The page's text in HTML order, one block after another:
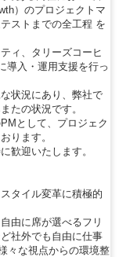
）のプロジェクトマ
ストまでの全工程 を
ィ、タリーズコーヒ
導入・運用支援を行っ
状況にあり、弊社で
たの状況です。
として、プロジェク
ります。
歓迎いたします。
タイル変革に積極的
由に席が選べるフリ
社外でも自由に仕事
々な視点からの環境整